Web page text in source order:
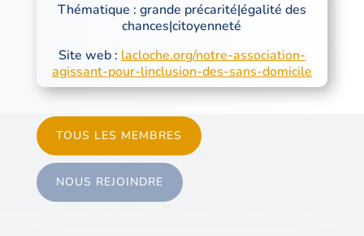
Thématique : grande précarité|égalité des
chances|citoyenneté
Site web : lacloche.org/notre-association-
agissant-pour-linclusion-des-sans-domicile
TOUS LES MEMBRES
NOUS REJOINDRE